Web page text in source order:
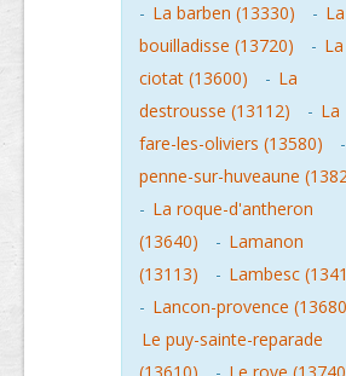
- La barben (13330) - La
bouilladisse (13720)
- La
ciotat (13600)
- La
destrousse (13112)
- La
fare-les-oliviers (13580)
-
penne-sur-huveaune
- La roque-d'antheron
(13640)
- Lamanon
(13113)
- Lambesc
- Lancon-provence
Le puy-sainte-reparade